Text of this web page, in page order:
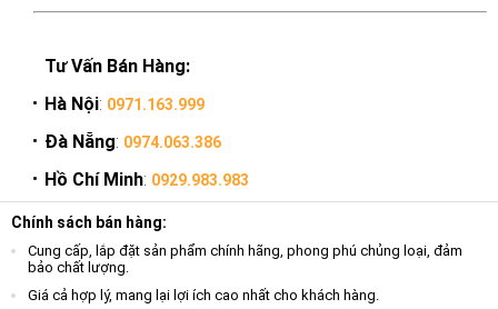
Tư Vấn Bán Hàng:
Hà Nội: 0971.163.999
Đà Nẵng: 0974.063.386
Hồ Chí Minh: 0929.983.983
Chính sách bán hàng:
Cung cấp, lắp đặt sản phẩm chính hãng, phong phú chủng loại, đảm
bảo chất lượng.
Giá cả hợp lý, mang lại lợi ích cao nhất cho khách hàng.